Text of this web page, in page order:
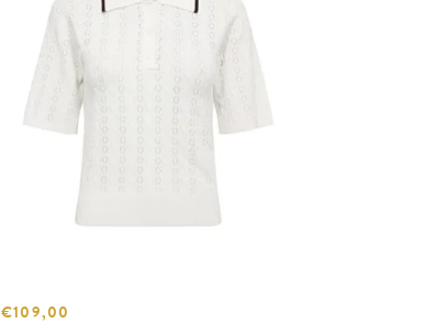
€109,00